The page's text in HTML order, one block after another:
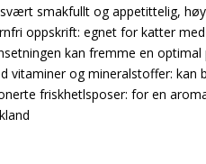
smakfullt og appetittelig,
oppskrift: egnet for katter
kan fremme en optimal
vitaminer og mineralstoffer: kan
friskhetlsposer: for en